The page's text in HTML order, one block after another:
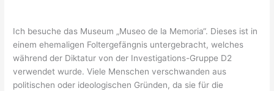
Ich besuche das Museum „Museo de la Memoria“. Dieses ist in
einem ehemaligen Foltergefängnis untergebracht, welches
während der Diktatur von der Investigations-Gruppe D2
verwendet wurde. Viele Menschen verschwanden aus
politischen oder ideologischen Gründen, da sie für die